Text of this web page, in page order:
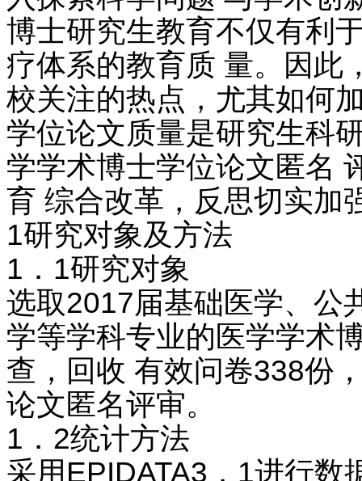
博士研究生教育不仅有利
疗体系的教育质 量。因此
校关注的热点，尤其如何
学位论文质量是研究生科
学学术博士学位论文匿名
育 综合改革，反思切实加
1研究对象及方法
1．1研究对象
选取2017届基础医学、公
学等学科专业的医学学术
查，回收 有效问卷338份
论文匿名评审。
1．2统计方法
采用EPIDATA3．1进行数